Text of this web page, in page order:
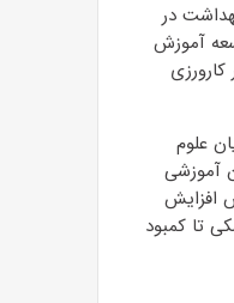
در
آموزش
علوم
آموزشی
افزایش
تا کمبود